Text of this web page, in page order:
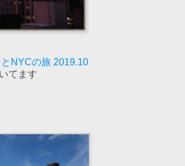
NYCの旅 2019.10
てます